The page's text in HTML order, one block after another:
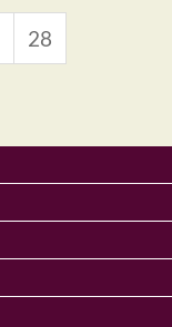
28